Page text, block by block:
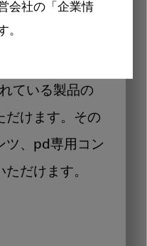
会社の「企業情
。
覧可能
ている製品の
だけます。その
ツ、pd専用コン
だけます。